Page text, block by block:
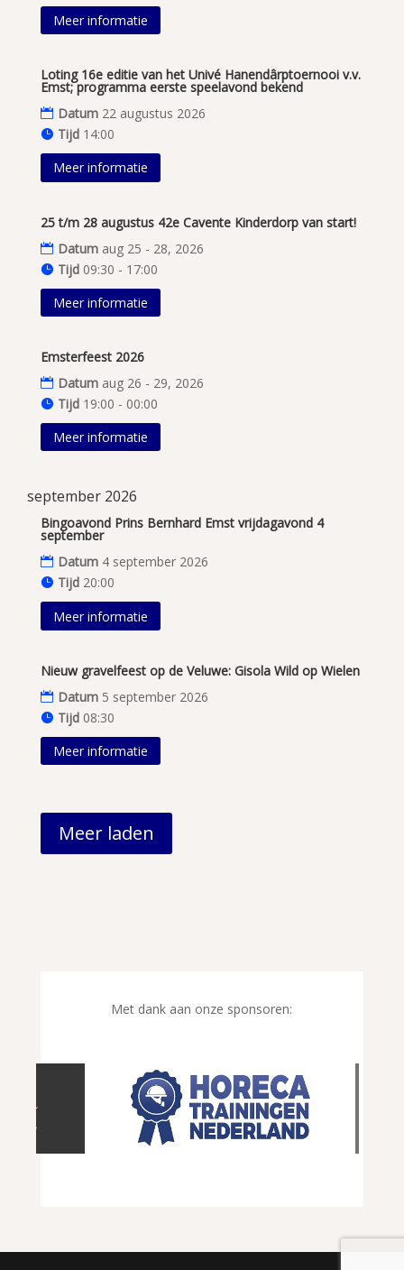
Meer informatie
Loting 16e editie van het Univé Hanendârptoernooi v.v.
Emst; programma eerste speelavond bekend
Datum 22 augustus 2026
Tijd 14:00
Meer informatie
25 t/m 28 augustus 42e Cavente Kinderdorp van start!
Datum aug 25 - 28, 2026
Tijd 09:30 - 17:00
Meer informatie
Emsterfeest 2026
Datum aug 26 - 29, 2026
Tijd 19:00 - 00:00
Meer informatie
september 2026
Bingoavond Prins Bernhard Emst vrijdagavond 4
september
Datum 4 september 2026
Tijd 20:00
Meer informatie
Nieuw gravelfeest op de Veluwe: Gisola Wild op Wielen
Datum 5 september 2026
Tijd 08:30
Meer informatie
Meer laden
Met dank aan onze sponsoren: